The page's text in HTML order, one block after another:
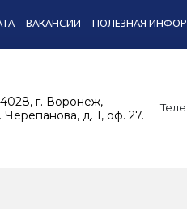
ВАКАНСИИ ПОЛЕЗНАЯ
г. Воронеж,
Черепанова, д. 1, оф. 27.